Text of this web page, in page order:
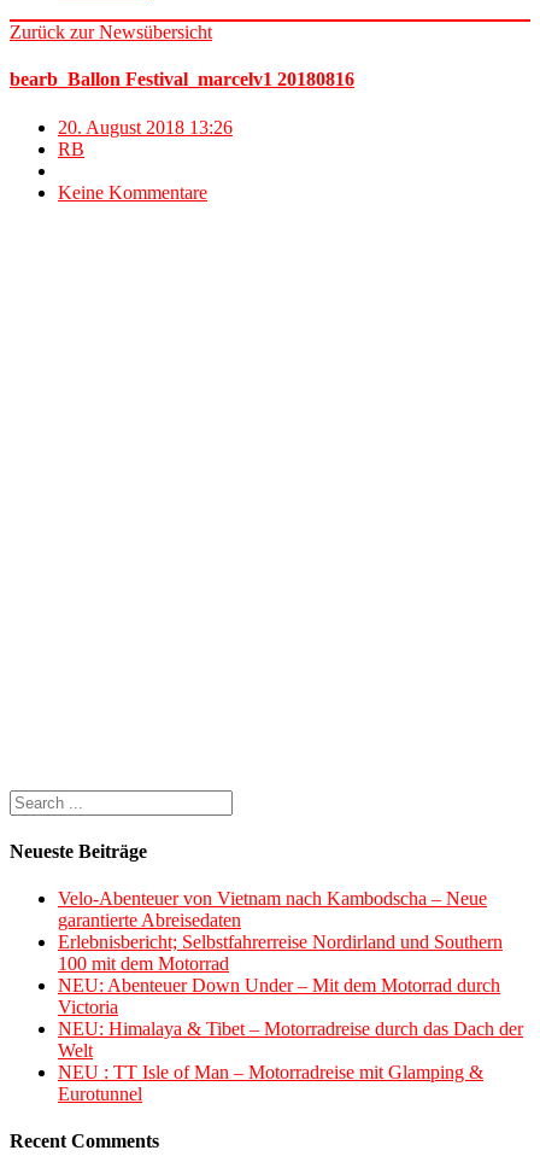
Zurück zur Newsübersicht
bearb_Ballon Festival_marcelv1 20180816
20. August 2018 13:26
RB
Keine Kommentare
Neueste Beiträge
Velo-Abenteuer von Vietnam nach Kambodscha – Neue
garantierte Abreisedaten
Erlebnisbericht; Selbstfahrerreise Nordirland und Southern
100 mit dem Motorrad
NEU: Abenteuer Down Under – Mit dem Motorrad durch
Victoria
NEU: Himalaya & Tibet – Motorradreise durch das Dach der
Welt
NEU : TT Isle of Man – Motorradreise mit Glamping &
Eurotunnel
Recent Comments